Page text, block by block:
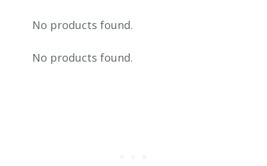
No products found.
No products found.